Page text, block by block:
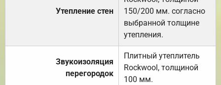
Утепление стен
150/200 мм. согласно
выбранной толщине
утепления.
Звукоизоляция
перегородок
Плитный утеплитель
Rockwool, толщиной
100 мм.